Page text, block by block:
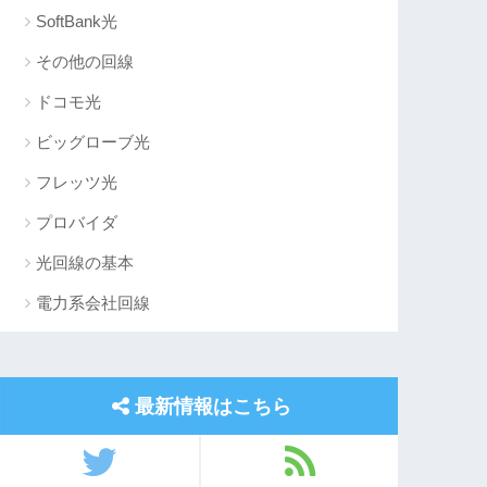
SoftBank光
その他の回線
ドコモ光
ビッグローブ光
フレッツ光
プロバイダ
光回線の基本
電力系会社回線
最新情報はこちら